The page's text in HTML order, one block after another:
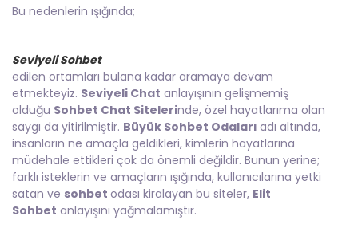
Bu nedenlerin ışığında;
Seviyeli Sohbet
edilen ortamları bulana kadar aramaya devam
etmekteyiz. Seviyeli Chat anlayışının gelişmemiş
olduğu Sohbet Chat Sitelerinde, özel hayatlarıma olan
saygı da yitirilmiştir. Büyük Sohbet Odaları adı altında,
insanların ne amaçla geldikleri, kimlerin hayatlarına
müdehale ettikleri çok da önemli değildir. Bunun yerine;
farklı isteklerin ve amaçların ışığında, kullanıcılarına yetki
satan ve sohbet odası kiralayan bu siteler, Elit
Sohbet anlayışını yağmalamıştır.